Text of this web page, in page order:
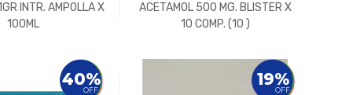
INTR. AMPOLLA X
100ML
ACETAMOL 500 MG. BLISTER X
10 COMP. (10 )
40%
OFF
19%
OFF